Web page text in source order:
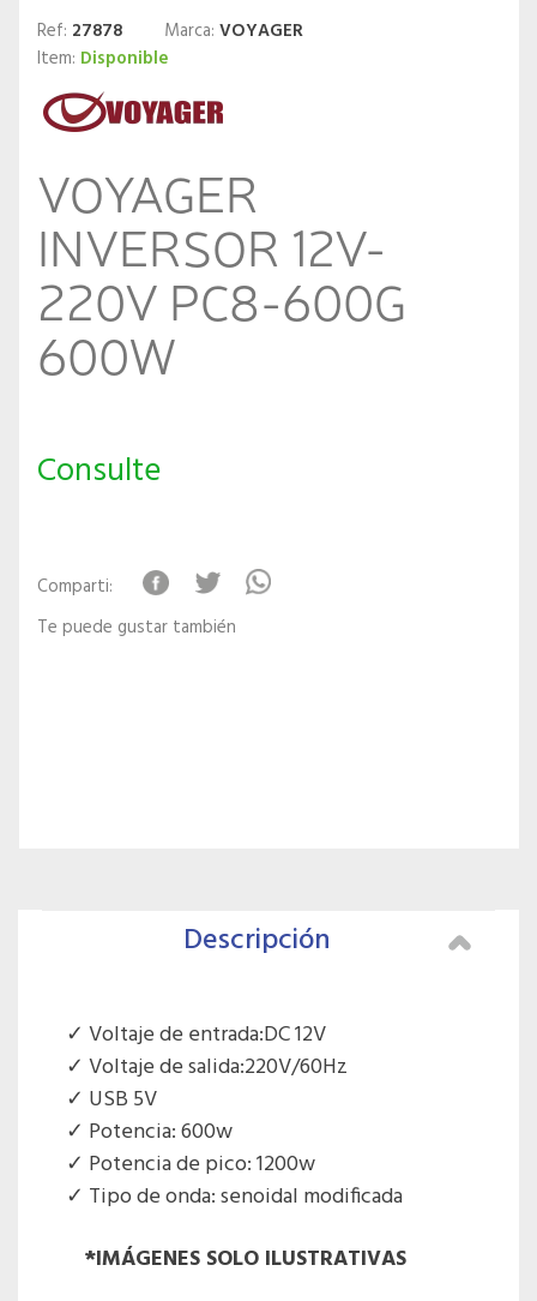
Ref: 27878 Marca: VOYAGER
Item: Disponible
VOYAGER
INVERSOR 12V-
220V PC8-600G
600W
Consulte
Comparti:
Te puede gustar también
Descripción
Voltaje de entrada:DC 12V
Voltaje de salida:220V/60Hz
USB 5V
Potencia: 600w
Potencia de pico: 1200w
Tipo de onda: senoidal modificada
*IMÁGENES SOLO ILUSTRATIVAS